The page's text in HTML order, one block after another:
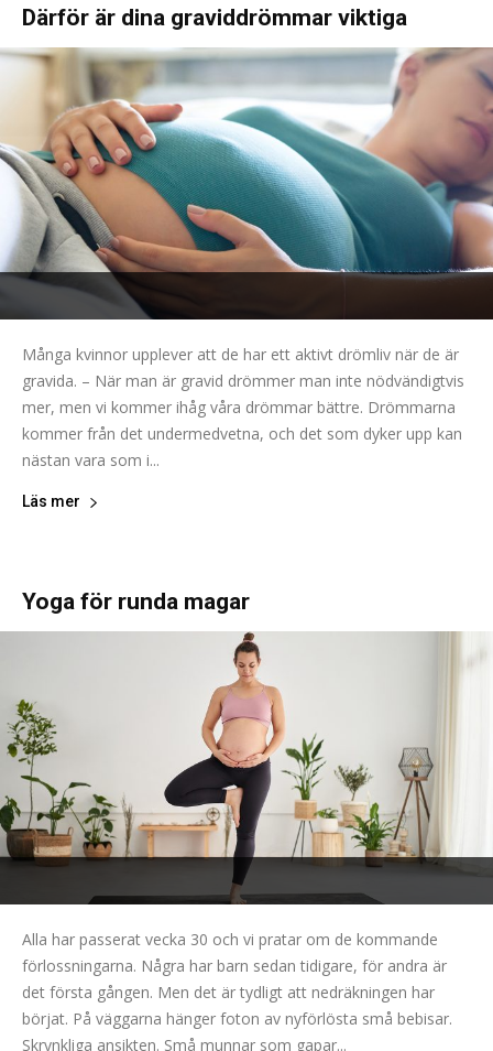
Därför är dina graviddrömmar viktiga
Många kvinnor upplever att de har ett aktivt drömliv när de är
gravida. – När man är gravid drömmer man inte nödvändigtvis
mer, men vi kommer ihåg våra drömmar bättre. Drömmarna
kommer från det undermedvetna, och det som dyker upp kan
nästan vara som i...
Läs mer
Yoga för runda magar
Alla har passerat vecka 30 och vi pratar om de kommande
förlossningarna. Några har barn sedan tidigare, för andra är
det första gången. Men det är tydligt att nedräkningen har
börjat. På väggarna hänger foton av nyförlösta små bebisar.
Skrynkliga ansikten. Små munnar som gapar...